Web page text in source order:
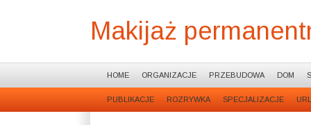
Makijaż
HOME ORGANIZACJE PRZEBUDOWA DOM
PUBLIKACJE ROZRYWKA SPECJALIZACJE